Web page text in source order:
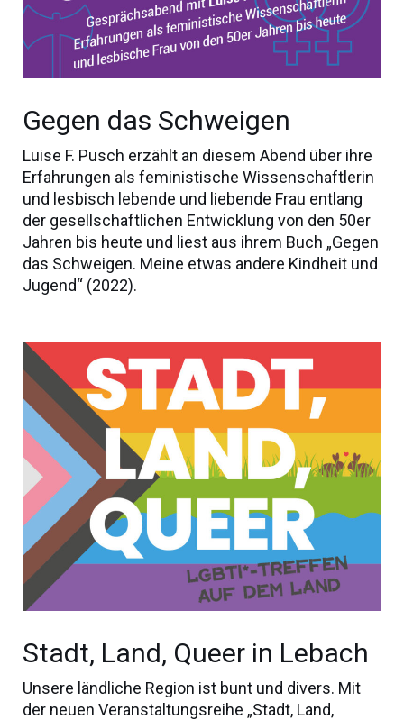
Gegen das Schweigen
Luise F. Pusch erzählt an diesem Abend über ihre
Erfahrungen als feministische Wissenschaftlerin
und lesbisch lebende und liebende Frau entlang
der gesellschaftlichen Entwicklung von den 50er
Jahren bis heute und liest aus ihrem Buch „Gegen
das Schweigen. Meine etwas andere Kindheit und
Jugend“ (2022).
Stadt, Land, Queer in Lebach
Unsere ländliche Region ist bunt und divers. Mit
der neuen Veranstaltungsreihe „Stadt, Land,